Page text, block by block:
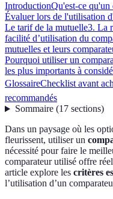
IntroductionQu'est-ce qu'un
Évaluer lors de l'utilisation
Le tarif de la mutuelle3. La
facilité d’utilisation du
mutuelles et leurs
Pourquoi utiliser un
les plus importants à
GlossaireChecklist avant
recommandés
Sommaire(17 sections)
Dans un paysage où les
fleurissent, utiliser un
nécessité pour faire le
comparateur utilisé offre
article explore les critères
l’utilisation d’un